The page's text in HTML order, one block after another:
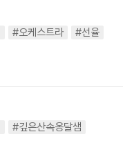
#오케스트라
#선율
#깊은산속옹달샘